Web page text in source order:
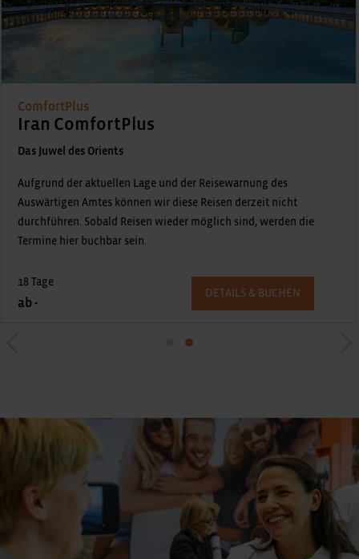
ComfortPlus
Iran ComfortPlus
Das Juwel des Orients
Aufgrund der aktuellen Lage und der Reisewarnung des
Auswärtigen Amtes können wir diese Reisen derzeit nicht
durchführen. Sobald Reisen wieder möglich sind, werden die
Termine hier buchbar sein.
18 Tage
ab -
DETAILS & BUCHEN